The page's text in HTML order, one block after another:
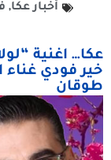
أخبار عكا,
عكا… اغنية
خير فودي غناء
طوقان